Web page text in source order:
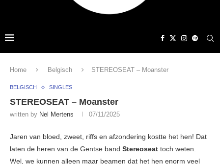
Home Belgisch STEREOSEAT – Moanster
BELGISCH SINGLES
STEREOSEAT – Moanster
written by Nel Mertens 07/11/2025
Jaren van bloed, zweet, riffs en afzondering kostte het hen! Dat
laten de heren van de Gentse band Stereoseat toch weten.
Wel, we kunnen alleen maar beamen dat het hen enorm veel